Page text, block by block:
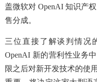
盖微软对 OpenAI 知识产
售分成。
三位直接了解谈判情况
OpenAI 新的营利性业务
限之后对新开发技术的使